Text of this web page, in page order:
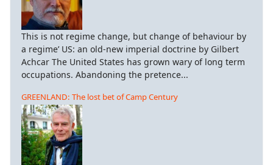
This is not regime change, but change of behaviour by
a regime’ US: an old-new imperial doctrine by Gilbert
Achcar The United States has grown wary of long term
occupations. Abandoning the pretence...
GREENLAND: The lost bet of Camp Century